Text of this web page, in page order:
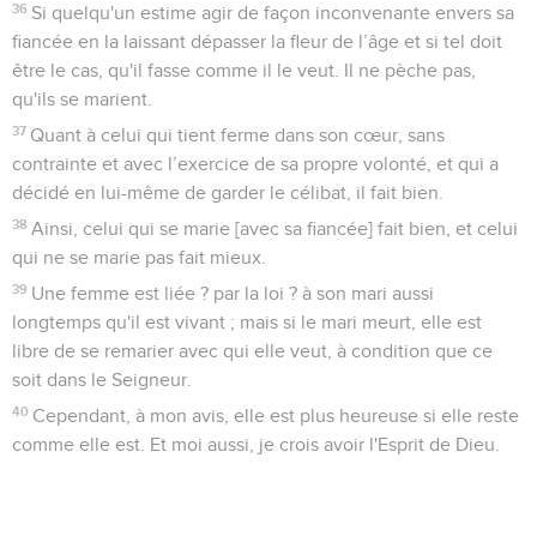
36 Si quelqu'un estime agir de façon inconvenante envers sa
fiancée en la laissant dépasser la fleur de l’âge et si tel doit
être le cas, qu'il fasse comme il le veut. Il ne pèche pas,
qu'ils se marient.
37 Quant à celui qui tient ferme dans son cœur, sans
contrainte et avec l’exercice de sa propre volonté, et qui a
décidé en lui-même de garder le célibat, il fait bien.
38 Ainsi, celui qui se marie [avec sa fiancée] fait bien, et celui
qui ne se marie pas fait mieux.
39 Une femme est liée ? par la loi ? à son mari aussi
longtemps qu'il est vivant ; mais si le mari meurt, elle est
libre de se remarier avec qui elle veut, à condition que ce
soit dans le Seigneur.
40 Cependant, à mon avis, elle est plus heureuse si elle reste
comme elle est. Et moi aussi, je crois avoir l'Esprit de Dieu.